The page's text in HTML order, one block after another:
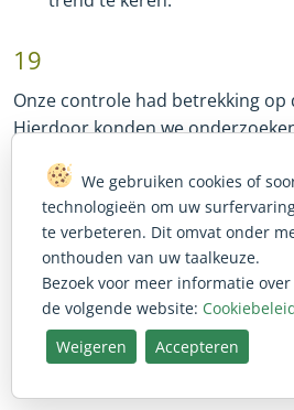
19
Onze controle had betrekking op
Hierdoor konden we
de richtlijnen van 2014 in
op de stand van zaken op het
overheidsopdrachten in de
Richtlijn 2009/81/EG
op defensie-en veiligheidsgebied
reikwijdte van onze controle,
van 2014 hier geen betrekking op
We gebruiken cookies of
technologieën om uw
te verbeteren. Dit omvat onder
onthouden van uw taalkeuze.
Bezoek voor meer informatie
de volgende website:
Weigeren
Accepteren